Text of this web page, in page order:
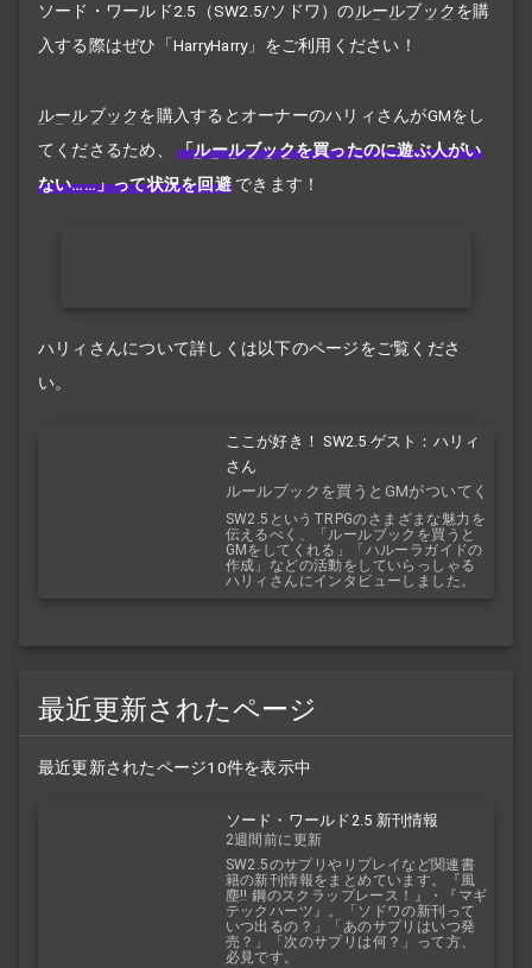
ソード・ワールド2.5（SW2.5/ソドワ）のルールブックを購
入する際はぜひ「HarryHarry」をご利用ください！
ルールブックを購入するとオーナーのハリィさんがGMをし
てくださるため、
「ルールブックを買ったのに遊ぶ人がい
ない……」って状況を回避 できます！
ハリィさんについて詳しくは以下のページをご覧くださ
い。
ここが好き！ SW2.5 ゲスト：ハリィ
さん
ルールブックを買うとGMがついてく
る！？
SW2.5というTRPGのさまざまな魅力を
伝えるべく、「ルールブックを買うと
GMをしてくれる」「ハルーラガイドの
作成」などの活動をしていらっしゃる
ハリィさんにインタビューしました。
最近更新されたページ
最近更新されたページ10件を表示中
ソード・ワールド2.5 新刊情報
2週間前に更新
SW2.5のサプリやリプレイなど関連書
籍の新刊情報をまとめています。『風
塵!! 鋼のスクラップレース！』・『マギ
テックハーツ』。「ソドワの新刊って
いつ出るの？」「あのサプリはいつ発
売？」「次のサプリは何？」って方、
必見です。